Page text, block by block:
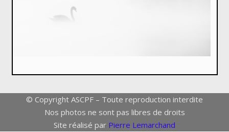
© Copyright ASCPF – Toute reproduction interdite
Nos photos ne sont pas libres de droits
Site réalisé par Pierre Lemarchand